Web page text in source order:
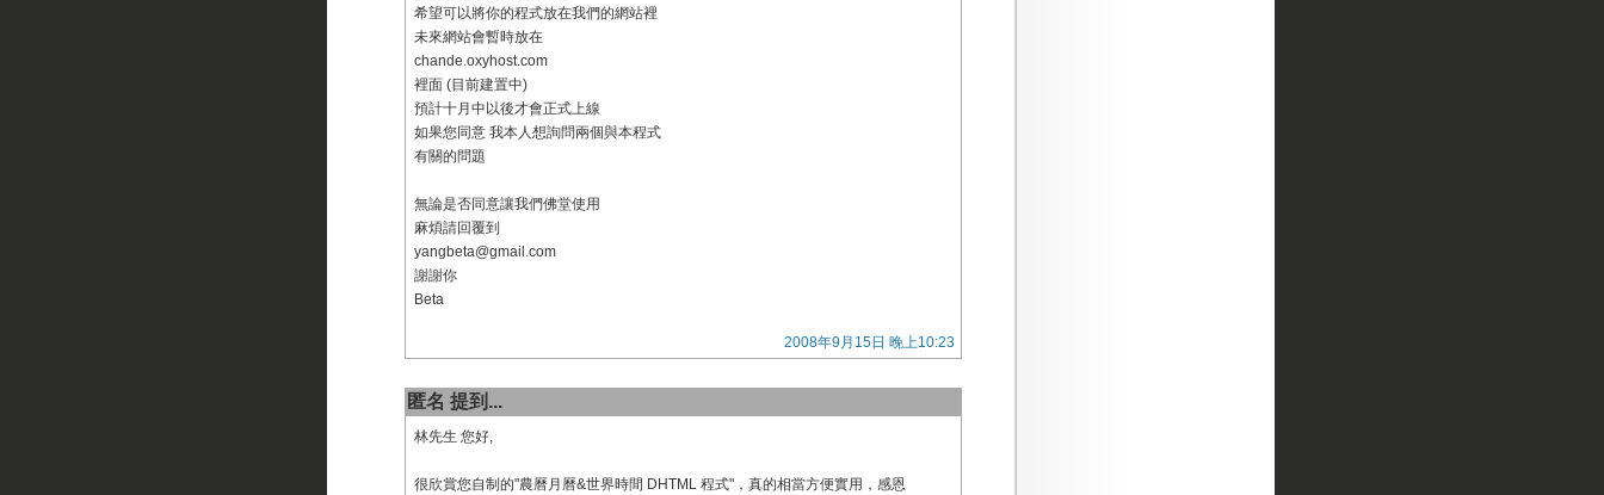
希望可以將你的程式放在我們的網站裡
未來網站會暫時放在
chande.oxyhost.com
裡面 (目前建置中)
預計十月中以後才會正式上線
如果您同意 我本人想詢問兩個與本程式
有關的問題
無論是否同意讓我們佛堂使用
麻煩請回覆到
yangbeta@gmail.com
謝謝你
Beta
2008年9月15日 晚上10:23
匿名 提到...
林先生 您好,
很欣賞您自制的"農曆月曆&世界時間 DHTML 程式"，真的相當方便實用，感恩